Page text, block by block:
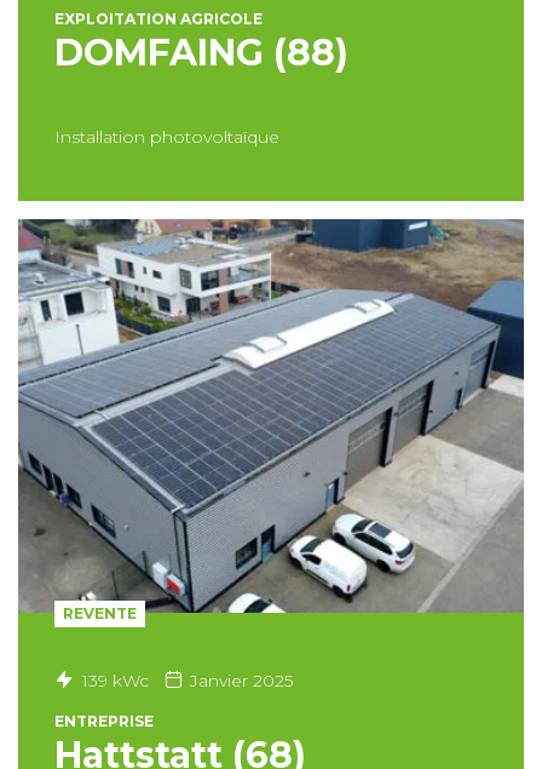
EXPLOITATION AGRICOLE
DOMFAING (88)
Installation photovoltaïque
REVENTE
139 kWc Janvier 2025
ENTREPRISE
Hattstatt (68)